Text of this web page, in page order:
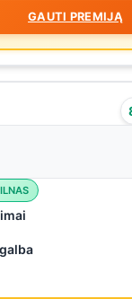
GAUTI PREMIJĄ